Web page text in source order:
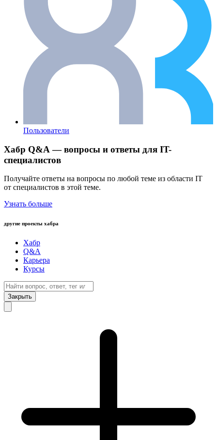
Пользователи
Хабр Q&A — вопросы и ответы для IT-
специалистов
Получайте ответы на вопросы по любой теме из области IT
от специалистов в этой теме.
Узнать больше
другие проекты хабра
Хабр
Q&A
Карьера
Курсы
Закрыть